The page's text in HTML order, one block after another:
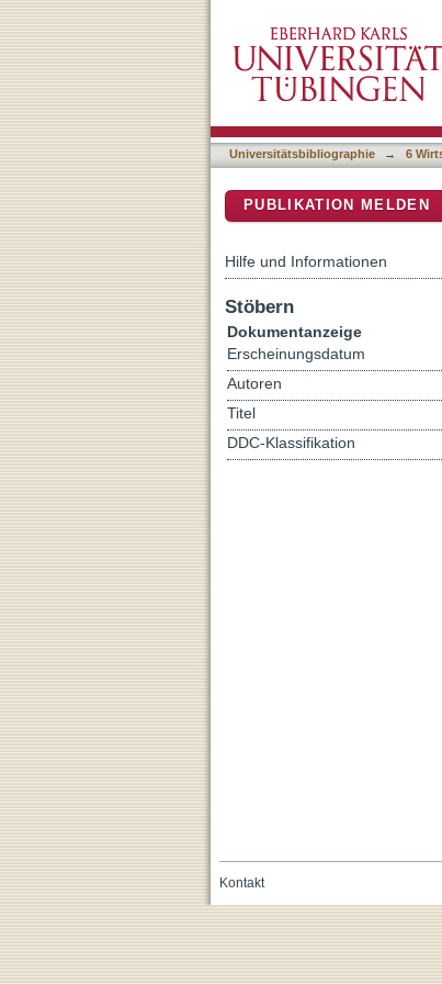
Universitätsbibliographie → 6
PUBLIKATION MELDEN
Hilfe und Informationen
Stöbern
Dokumentanzeige
Erscheinungsdatum
Autoren
Titel
DDC-Klassifikation
Kontakt